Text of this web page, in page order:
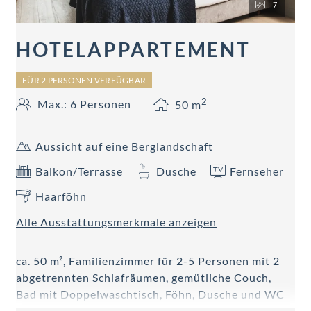
7
HOTELAPPARTEMENT
FÜR 2 PERSONEN VERFÜGBAR
Max.: 6 Personen 50 m2
Aussicht auf eine Berglandschaft
Balkon/Terrasse
Dusche
Fernseher
Haarföhn
Alle Ausstattungsmerkmale anzeigen
ca. 50 m², Familienzimmer für 2-5 Personen mit 2
abgetrennten Schlafräumen, gemütliche Couch,
Bad mit Doppelwaschtisch, Föhn, Dusche und WC